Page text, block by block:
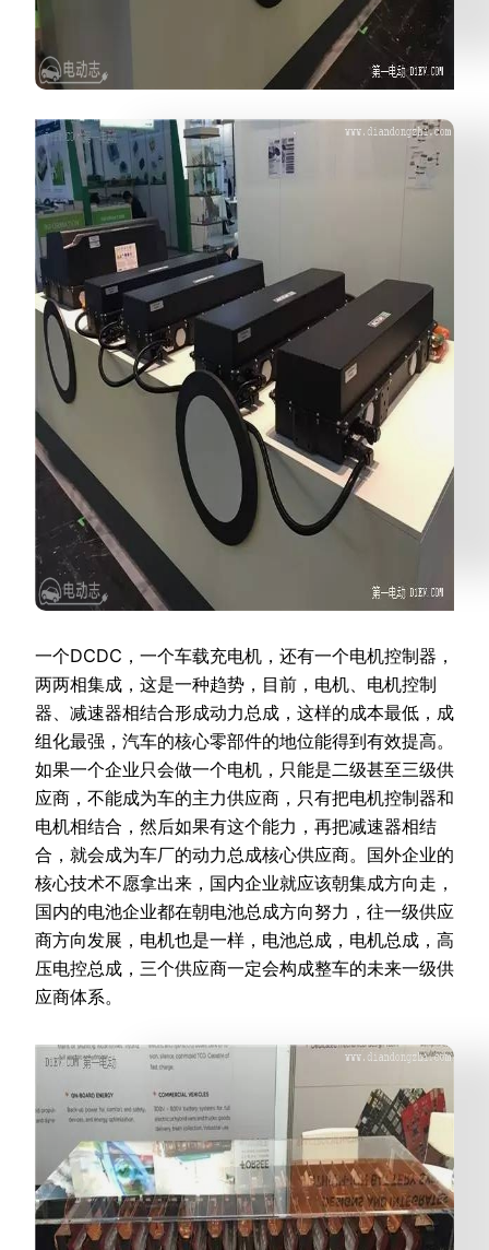
一个DCDC，一个车载充电机，还有一个电机控制器，
两两相集成，这是一种趋势，目前，电机、电机控制
器、减速器相结合形成动力总成，这样的成本最低，成
组化最强，汽车的核心零部件的地位能得到有效提高。
如果一个企业只会做一个电机，只能是二级甚至三级供
应商，不能成为车的主力供应商，只有把电机控制器和
电机相结合，然后如果有这个能力，再把减速器相结
合，就会成为车厂的动力总成核心供应商。国外企业的
核心技术不愿拿出来，国内企业就应该朝集成方向走，
国内的电池企业都在朝电池总成方向努力，往一级供应
商方向发展，电机也是一样，电池总成，电机总成，高
压电控总成，三个供应商一定会构成整车的未来一级供
应商体系。